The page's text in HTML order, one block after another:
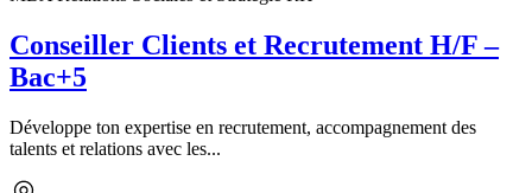
Conseiller Clients et Recrutement H/F –
Bac+5
Développe ton expertise en recrutement, accompagnement des
talents et relations avec les...